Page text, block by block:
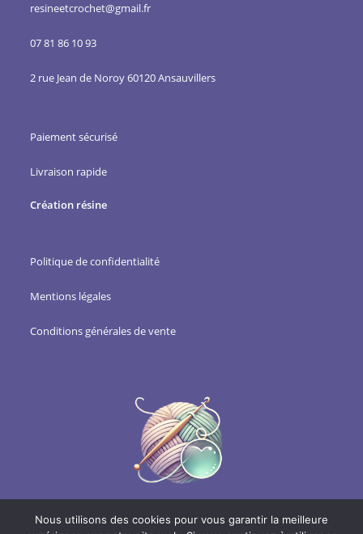
resineetcrochet@gmail.fr
07 81 86 10 93
2 rue Jean de Noroy 60120 Ansauvillers
Paiement sécurisé
Livraison rapide
Création résine
Politique de confidentialité
Mentions légales
Conditions générales de vente
Nous utilisons des cookies pour vous garantir la meilleure